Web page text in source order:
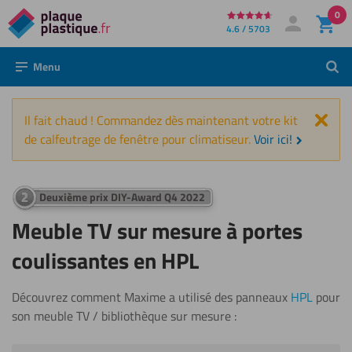
Directement
au
contenu
4.6 / 5703 Mon compte
Se connecter
0
Menu
Il fait chaud ! Commandez dès maintenant votre kit
de calfeutrage de fenêtre pour climatiseur.Voir ici!
Deuxième prix DIY-Award Q4 2022
Meuble TV sur mesure à portes
coulissantes en HPL
Découvrez comment Maxime a utilisé des panneaux HPL pour
son meuble TV / bibliothèque sur mesure :